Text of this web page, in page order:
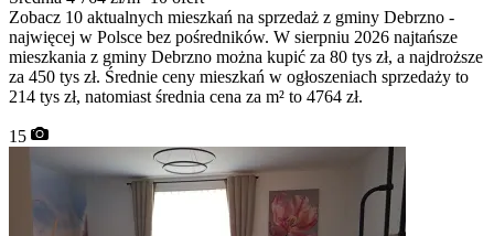
Zobacz 10 aktualnych mieszkań na sprzedaż z gminy Debrzno -
najwięcej w Polsce bez pośredników. W sierpniu 2026 najtańsze
mieszkania z gminy Debrzno można kupić za 80 tys zł, a najdroższe
za 450 tys zł. Średnie ceny mieszkań w ogłoszeniach sprzedaży to
214 tys zł, natomiast średnia cena za m² to 4764 zł.
15